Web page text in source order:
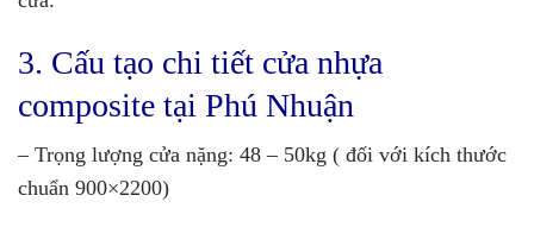
3. Cấu tạo chi tiết cửa nhựa
composite tại Phú Nhuận
– Trọng lượng cửa nặng: 48 – 50kg ( đối với kích thước
chuẩn 900×2200)